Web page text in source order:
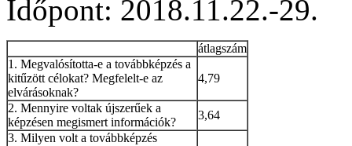
Időpont: 2018.11.22.-29.
átlagszám
1. Megvalósította-e a továbbképzés a
kitűzött célokat? Megfelelt-e az
elvárásoknak?
4,79
2. Mennyire voltak újszerűek a
képzésen megismert információk?
3,64
3. Milyen volt a továbbképzés